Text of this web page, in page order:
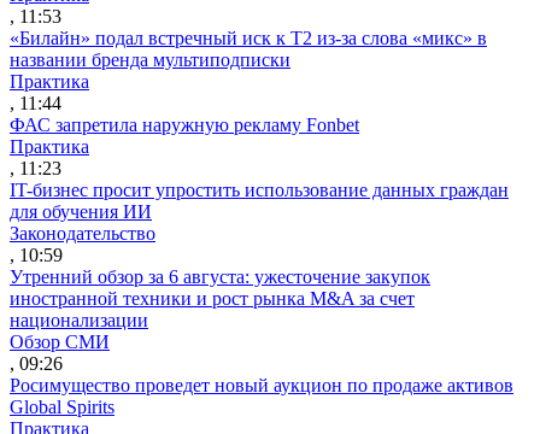
, 11:53
«Билайн» подал встречный иск к Т2 из-за слова «микс» в
названии бренда мультиподписки
Практика
, 11:44
ФАС запретила наружную рекламу Fonbet
Практика
, 11:23
IT-бизнес просит упростить использование данных граждан
для обучения ИИ
Законодательство
, 10:59
Утренний обзор за 6 августа: ужесточение закупок
иностранной техники и рост рынка M&A за счет
национализации
Обзор СМИ
, 09:26
Росимущество проведет новый аукцион по продаже активов
Global Spirits
Практика